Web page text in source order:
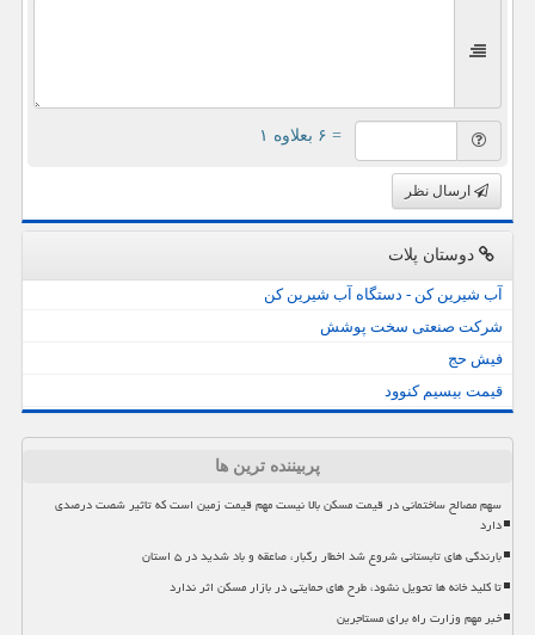
= ۶ بعلاوه ۱
ارسال نظر
دوستان پلات
آب شیرین کن - دستگاه آب شیرین کن
شرکت صنعتی سخت پوشش
فیش حج
قیمت بیسیم کنوود
پربیننده ترین ها
سهم مصالح ساختمانی در قیمت مسکن بالا نیست مهم قیمت زمین است که تاثیر شصت درصدی
دارد
بارندگی های تابستانی شروع شد اخطار رگبار، صاعقه و باد شدید در ۵ استان
تا کلید خانه ها تحویل نشود، طرح های حمایتی در بازار مسکن اثر ندارد
خبر مهم وزارت راه برای مستاجرین